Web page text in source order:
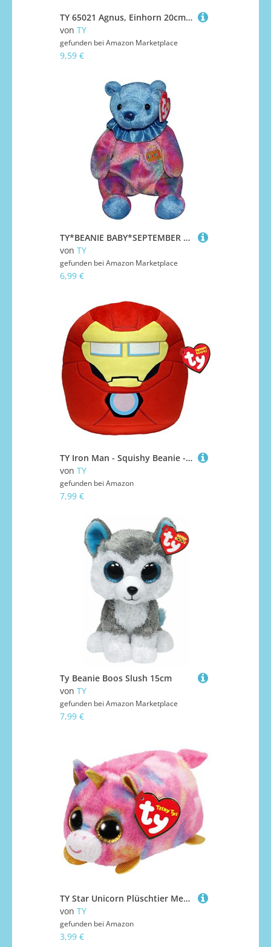
TY 65021 Agnus, Einhorn 20cm, Attic Treasures, Weiss
von TY
gefunden bei Amazon Marketplace
9,59 €
TY*BEANIE BABY*SEPTEMBER Geburtstagsbär/Birthday Teddy* TEDDY / BÄR * Plüschtier ca.19 cm
von TY
gefunden bei Amazon Marketplace
6,99 €
TY Iron Man - Squishy Beanie - 10"
von TY
gefunden bei Amazon
7,99 €
Ty Beanie Boos Slush 15cm
von TY
gefunden bei Amazon Marketplace
7,99 €
TY Star Unicorn Plüschtier Mehrfarbig One Size
von TY
gefunden bei Amazon
3,99 €